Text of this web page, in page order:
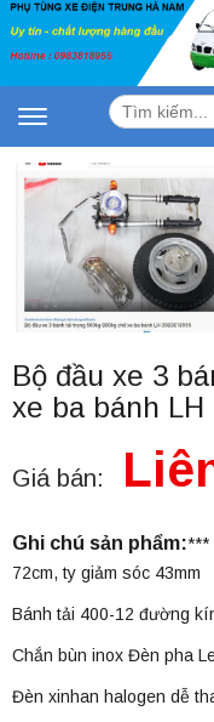
Toggle
navigation
Tìm
kiếm:
Bộ đầu xe 3
xe ba bánh LH
Giá bán:
Ghi chú sản phẩm:***
72cm, ty giảm sóc 43mm
Bánh tải 400-12 đường
Chắn bùn inox Đèn pha
Đèn xinhan halogen dễ